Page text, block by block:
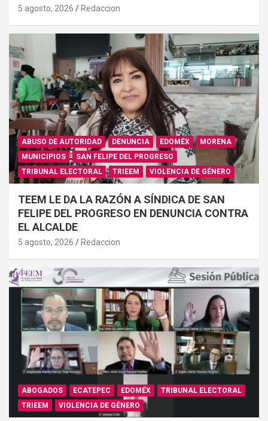
5 agosto, 2026 Redaccion
ABUSO DE AUTORIDAD DENUNCIA EDOMÉX
MORENA
MUNICIPIOS
SAN FELIPE DEL PROGRESO
TRIBUNAL ELECTORAL
TRIEEM VIOLENCIA DE GÉNERO
TEEM LE DA LA RAZÓN A SÍNDICA DE SAN
FELIPE DEL PROGRESO EN DENUNCIA CONTRA
EL ALCALDE
5 agosto, 2026 Redaccion
ABOGADOS ECATEPEC EDOMÉX
TRIBUNAL ELECTORAL
TRIEEM
VIOLENCIA DE GÉNERO